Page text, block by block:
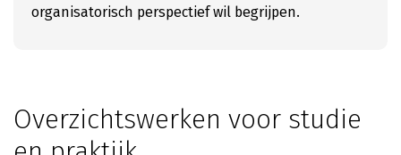
organisatorisch perspectief wil begrijpen.
Overzichtswerken voor studie